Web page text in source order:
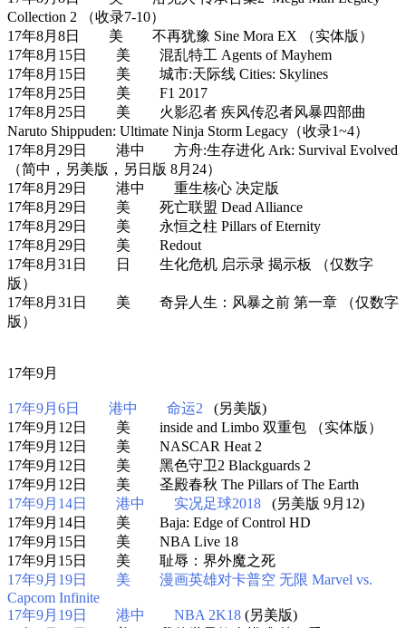
Collection 2 （收录7-10）
17年8月8日 美 不再犹豫 Sine Mora EX （实体版）
17年8月15日 美 混乱特工 Agents of Mayhem
17年8月15日 美 城市:天际线 Cities: Skylines
17年8月25日 美 F1 2017
17年8月25日 美 火影忍者 疾风传忍者风暴四部曲
Naruto Shippuden: Ultimate Ninja Storm Legacy（收录1~4）
17年8月29日 港中 方舟:生存进化 Ark: Survival Evolved
（简中，另美版，另日版 8月24）
17年8月29日 港中 重生核心 决定版
17年8月29日 美 死亡联盟 Dead Alliance
17年8月29日 美 永恒之柱 Pillars of Eternity
17年8月29日 美 Redout
17年8月31日 日 生化危机 启示录 揭示板 （仅数字
版）
17年8月31日 美 奇异人生：风暴之前 第一章 （仅数字
版）
17年9月
17年9月6日 港中 命运2
(另美版)
17年9月12日 美 inside and Limbo 双重包 （实体版）
17年9月12日 美 NASCAR Heat 2
17年9月12日 美 黑色守卫2 Blackguards 2
17年9月12日 美 圣殿春秋 The Pillars of The Earth
17年9月14日 港中 实况足球2018
(另美版 9月12)
17年9月14日 美 Baja: Edge of Control HD
17年9月15日 美 NBA Live 18
17年9月15日 美 耻辱：界外魔之死
17年9月19日 美 漫画英雄对卡普空 无限 Marvel vs.
Capcom Infinite
17年9月19日 港中 NBA 2K18 (另美版)